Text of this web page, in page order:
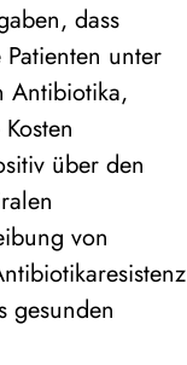
dass
unter
Antibiotika,
über den
von
gesunden